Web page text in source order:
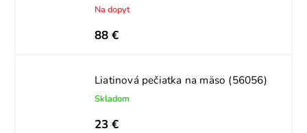
Na dopyt
88 €
Liatinová pečiatka na mäso (56056)
Skladom
23 €